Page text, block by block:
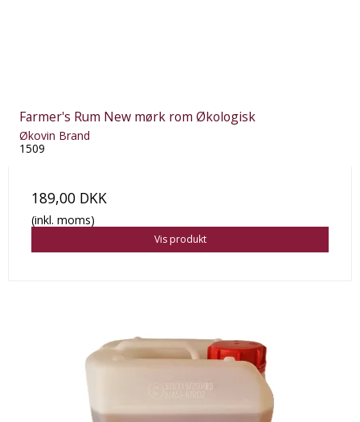
Farmer's Rum New mørk rom Økologisk
Økovin Brand
1509
189,00 DKK
(inkl. moms)
Vis produkt